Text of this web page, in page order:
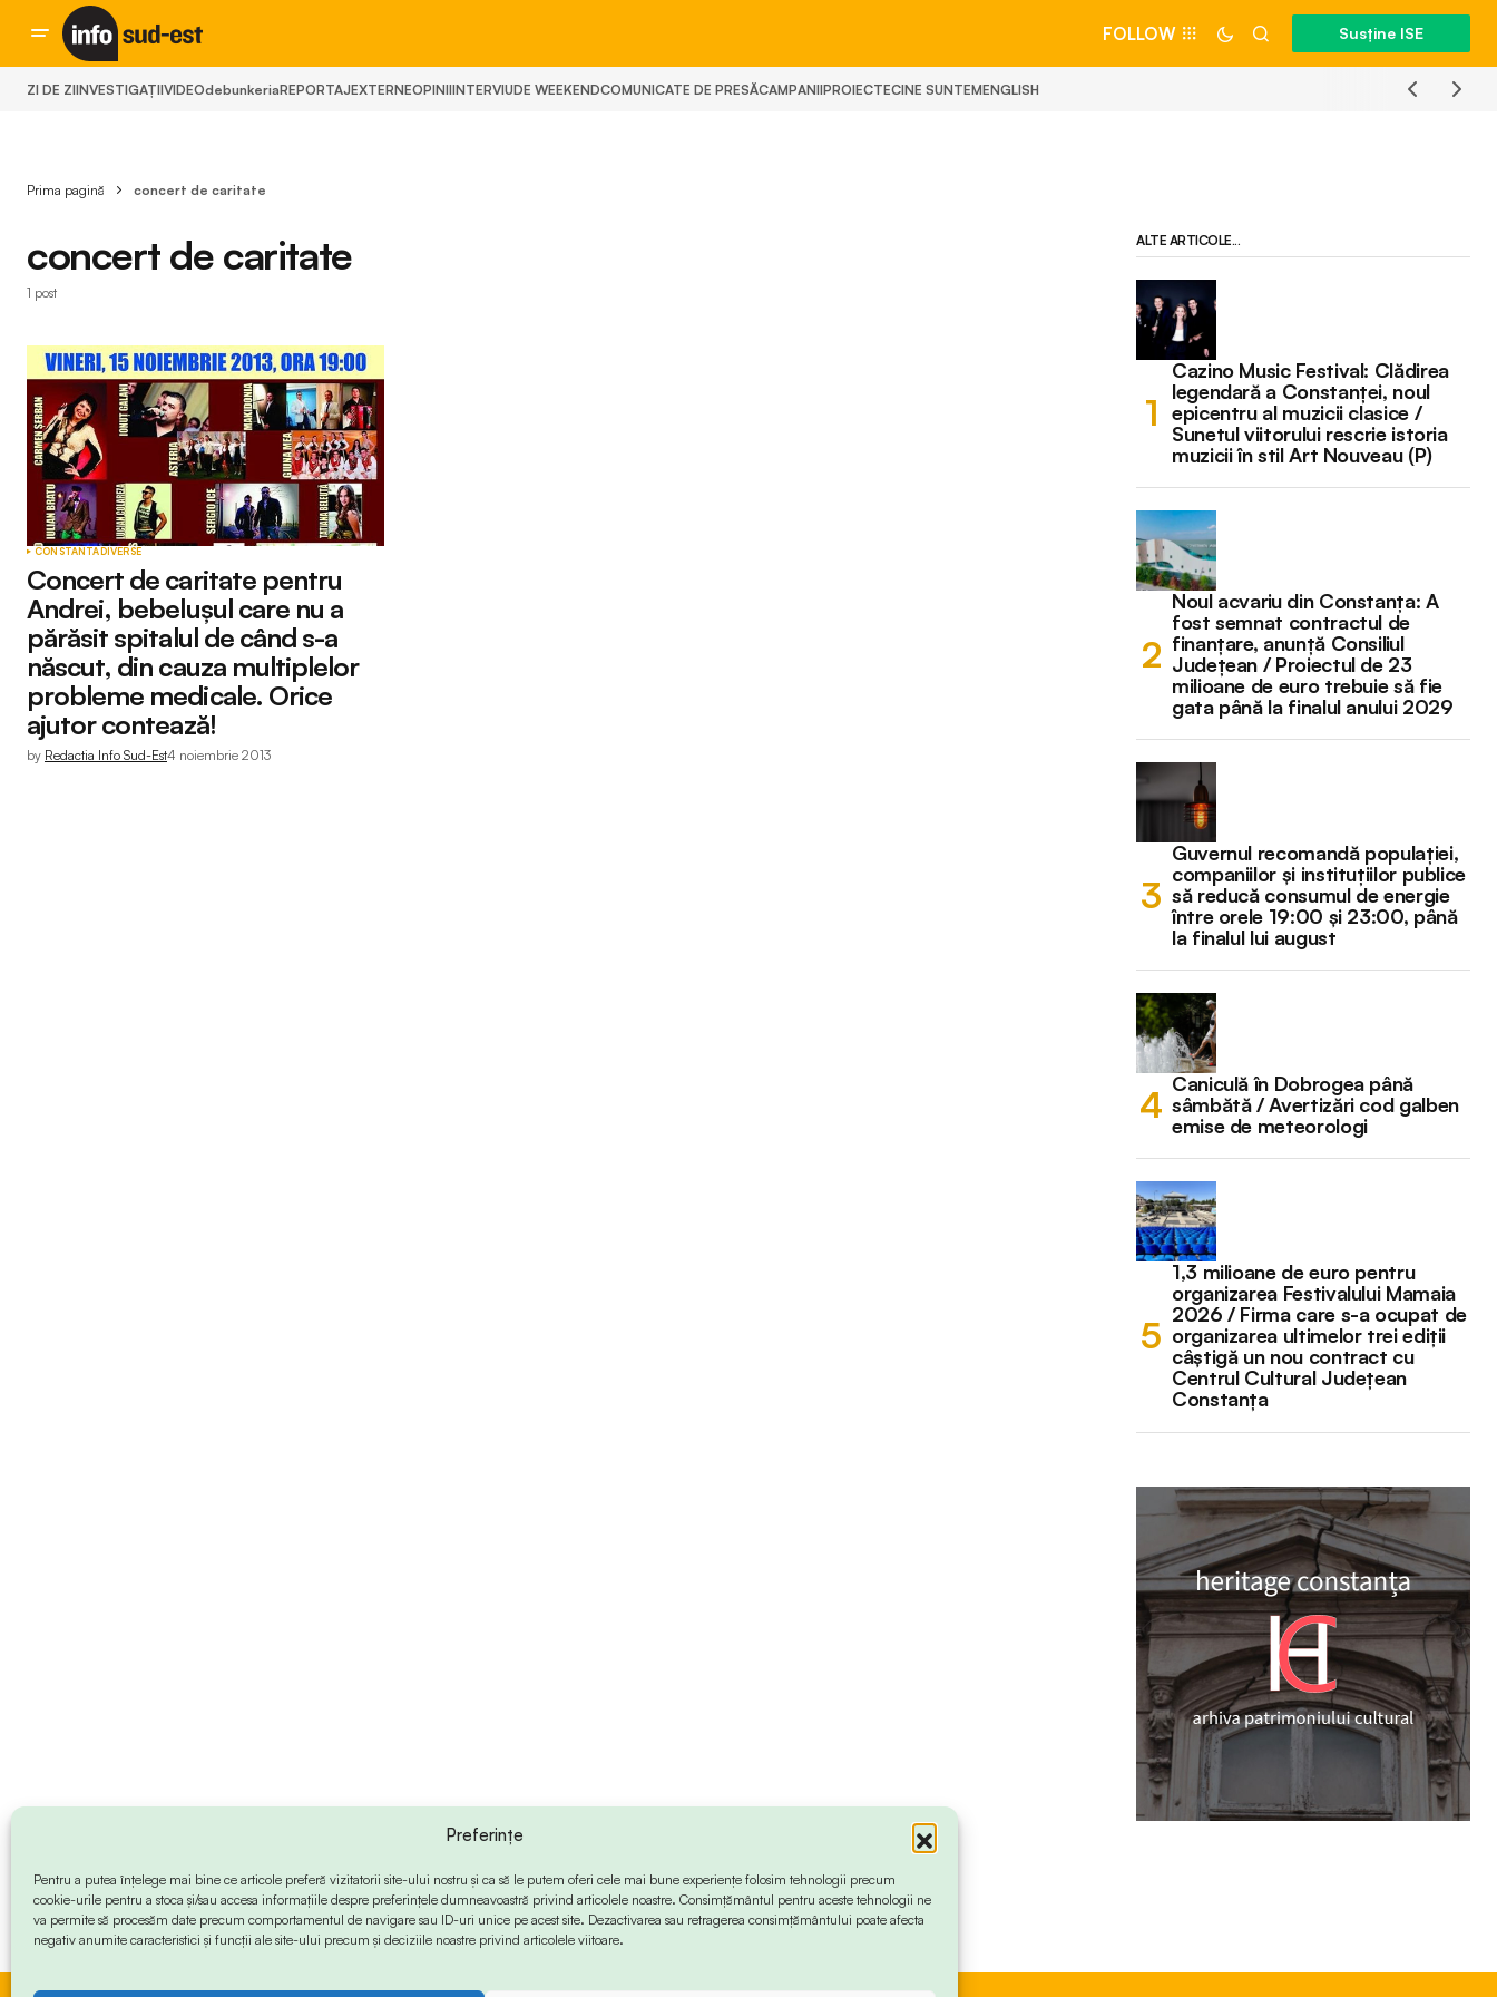
Preferințe
Pentru a putea înțelege mai bine ce articole preferă vizitatorii site-ului nostru și ca să le putem oferi cele mai bune experiențe folosim tehnologii precum
cookie-urile pentru a stoca și/sau accesa informațiile despre preferințele dumneavoastră privind articolele noastre. Consimțământul pentru aceste tehnologii ne
va permite să procesăm date precum comportamentul de navigare sau ID-uri unice pe acest site. Dezactivarea sau retragerea consimțământului poate afecta
negativ anumite caracteristici și funcții ale site-ului precum și deciziile noastre privind articolele viitoare.
FOLLOW Susține ISE
ZI DE ZIINVESTIGAȚIIVIDEOdebunkeriaREPORTAJEXTERNEOPINIIINTERVIUDE WEEKENDCOMUNICATE DE PRESĂCAMPANIIPROIECTECINE SUNTEMENGLISH
Prima pagină concert de caritate
concert de caritate
1 post
CONSTANTADIVERSE
Concert de caritate pentru
Andrei, bebelușul care nu a
părăsit spitalul de când s-a
născut, din cauza multiplelor
probleme medicale. Orice
ajutor contează!
by Redactia Info Sud-Est4 noiembrie 2013
ALTE ARTICOLE...
Cazino Music Festival: Clădirea
legendară a Constanței, noul
epicentru al muzicii clasice /
Sunetul viitorului rescrie istoria
muzicii în stil Art Nouveau (P)
Noul acvariu din Constanța: A
fost semnat contractul de
finanțare, anunță Consiliul
Județean / Proiectul de 23
milioane de euro trebuie să fie
gata până la finalul anului 2029
Guvernul recomandă populației,
companiilor și instituțiilor publice
să reducă consumul de energie
între orele 19:00 și 23:00, până
la finalul lui august
Caniculă în Dobrogea până
sâmbătă / Avertizări cod galben
emise de meteorologi
1,3 milioane de euro pentru
organizarea Festivalului Mamaia
2026 / Firma care s-a ocupat de
organizarea ultimelor trei ediții
câștigă un nou contract cu
Centrul Cultural Județean
Constanța